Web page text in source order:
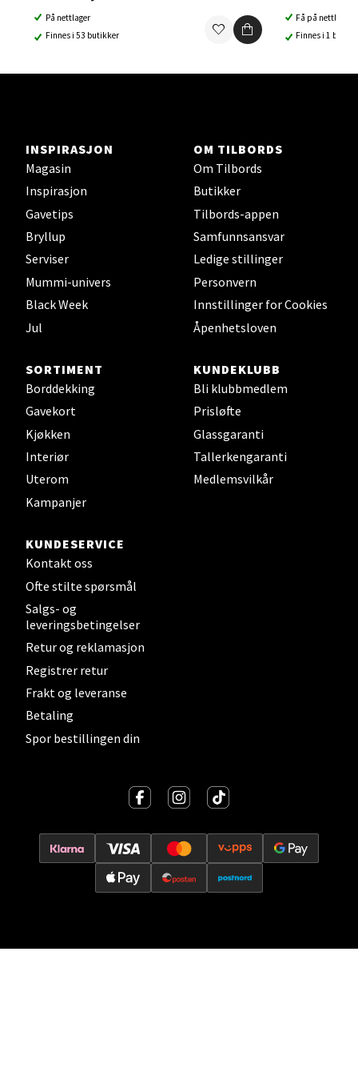
På nettlager
Finnes i 53 butikker
Få på nettlager
Finnes i 1 butikk
INSPIRASJON
Magasin
Inspirasjon
Gavetips
Bryllup
Serviser
Mummi-univers
Black Week
Jul
OM TILBORDS
Om Tilbords
Butikker
Tilbords-appen
Samfunnsansvar
Ledige stillinger
Personvern
Innstillinger for Cookies
Åpenhetsloven
SORTIMENT
Borddekking
Gavekort
Kjøkken
Interiør
Uterom
Kampanjer
KUNDEKLUBB
Bli klubbmedlem
Prisløfte
Glassgaranti
Tallerkengaranti
Medlemsvilkår
KUNDESERVICE
Kontakt oss
Ofte stilte spørsmål
Salgs- og
leveringsbetingelser
Retur og reklamasjon
Registrer retur
Frakt og leveranse
Betaling
Spor bestillingen din
Ski Storsenter, Jernbanesvingen 6, 1400 Ski
0 i butikk
Sortland - Sortland Storsenter
Strangata 26, 8400 Sortland
Åpent i dag 10-19
4 i butikk
Steinkjer - Thon Senter Steinkjer
Sjøfartsgata 2, 7714 Steinkjer
Åpent i dag 10-20
0 i butikk
Leirvik - Stord
Torgbakken 2, 5401 Stord
0 i butikk
Oslo - Thon Senter Storo
Vitaminveien 7 - 9, 0485 Oslo
Åpent i dag 10-21
0 i butikk